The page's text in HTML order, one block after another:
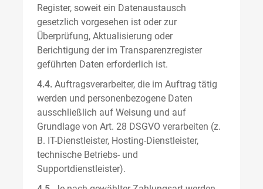
Register, soweit ein Datenaustausch
gesetzlich vorgesehen ist oder zur
Überprüfung, Aktualisierung oder
Berichtigung der im Transparenzregister
geführten Daten erforderlich ist.
4.4. Auftragsverarbeiter, die im Auftrag tätig
werden und personenbezogene Daten
ausschließlich auf Weisung und auf
Grundlage von Art. 28 DSGVO verarbeiten (z.
B. IT-Dienstleister, Hosting-Dienstleister,
technische Betriebs- und
Supportdienstleister).